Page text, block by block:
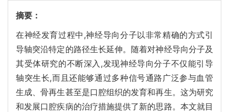
摘要：
在神经发育过程中,神经导向分子以非常精确的方式引
导轴突沿特定的路径生长延伸。随着对神经导向分子及
其受体研究的不断深入,发现神经导向分子不仅能引导
轴突生长,而且还能够通过多种信号通路广泛参与血管
生成、骨再生甚至是口腔组织的发育和再生。这为研究
和发展口腔疾病的治疗措施提供了新的思路。本文就目